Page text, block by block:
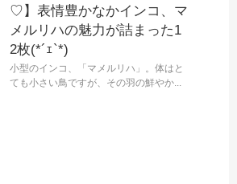
♡】表情豊かなかインコ、マ
メルリハの魅力が詰まった1
2枚(*´ｪ`*)
小型のインコ、「マメルリハ」。体はと
ても小さい鳥ですが、その羽の鮮やか...